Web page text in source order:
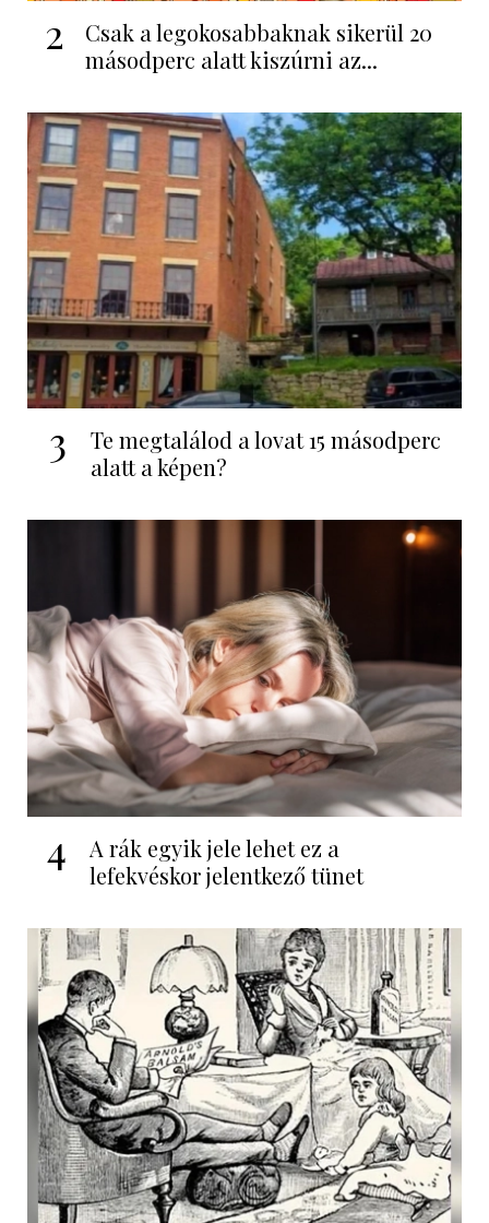
2
Csak a legokosabbaknak sikerül 20
másodperc alatt kiszúrni az...
3
Te megtalálod a lovat 15 másodperc
alatt a képen?
4
A rák egyik jele lehet ez a
lefekvéskor jelentkező tünet